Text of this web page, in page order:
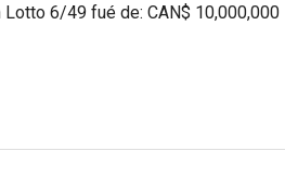
Lotto 6/49 fué de: CAN$ 10,000,000